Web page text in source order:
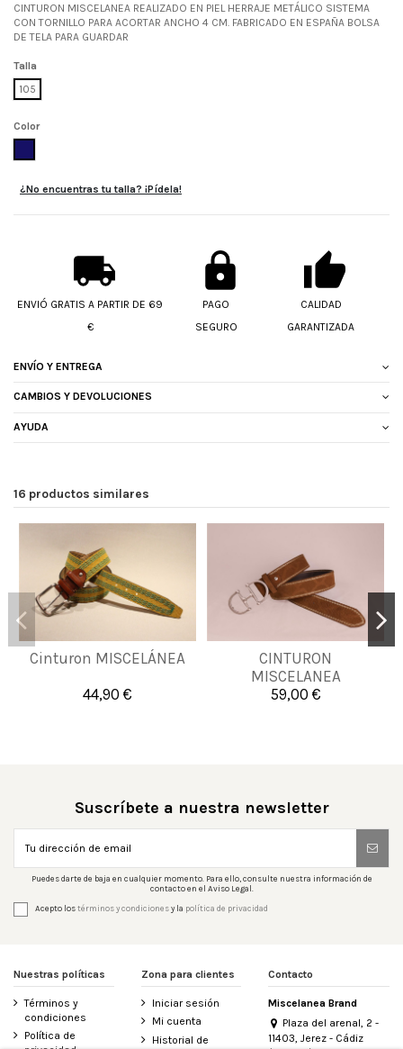
CINTURON MISCELANEA REALIZADO EN PIEL HERRAJE METÁLICO SISTEMA
CON TORNILLO PARA ACORTAR ANCHO 4 CM. FABRICADO EN ESPAÑA BOLSA
DE TELA PARA GUARDAR
Talla
105
Color
¿No encuentras tu talla? ¡Pídela!
ENVIÓ GRATIS A PARTIR DE 69
€
PAGO
SEGURO
CALIDAD
GARANTIZADA
ENVÍO Y ENTREGA
CAMBIOS Y DEVOLUCIONES
AYUDA
16 productos similares
Cinturon MISCELÁNEA
44,90 €
90
Añadir al carrito
CINTURON
MISCELANEA
59,00 €
95 105
Suscríbete a nuestra newsletter
Puedes darte de baja en cualquier momento. Para ello, consulte nuestra información de
contacto en el Aviso Legal.
Acepto lostérminos y condicionesy la política de privacidad
Nuestras políticas
Términos y
condiciones
Política de
Zona para clientes
Iniciar sesión
Mi cuenta
Historial de
Contacto
Miscelanea Brand
Plaza del arenal, 2 -
11403, Jerez - Cádiz